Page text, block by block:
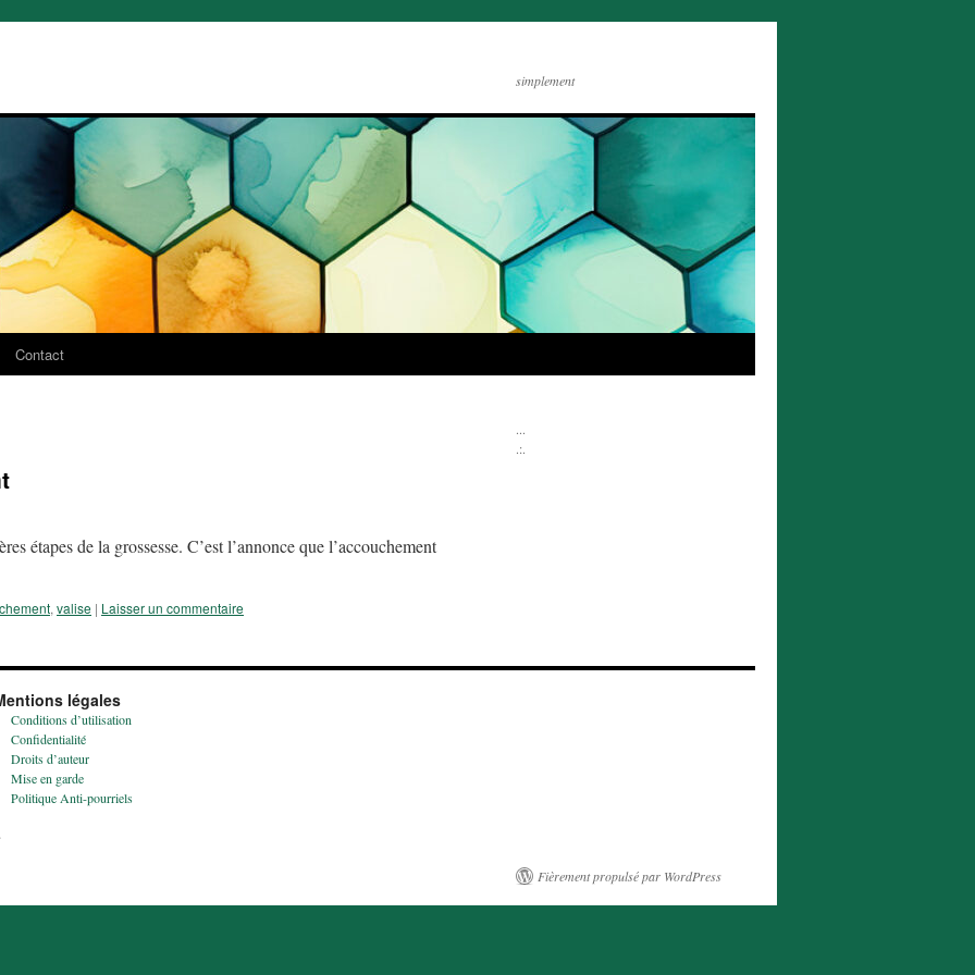
simplement
Contact
étapes de la grossesse. C’est l’annonce que l’accouchement
, valise | Laisser un commentaire
...
.:.
légales
Conditions d’utilisation
Confidentialité
Droits d’auteur
Mise en garde
Politique Anti-pourriels
Fièrement propulsé par WordPress